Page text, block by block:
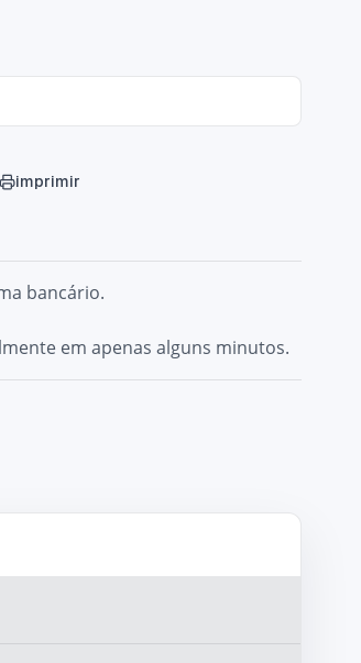
imprimir
bancário.
em apenasalguns minutos.